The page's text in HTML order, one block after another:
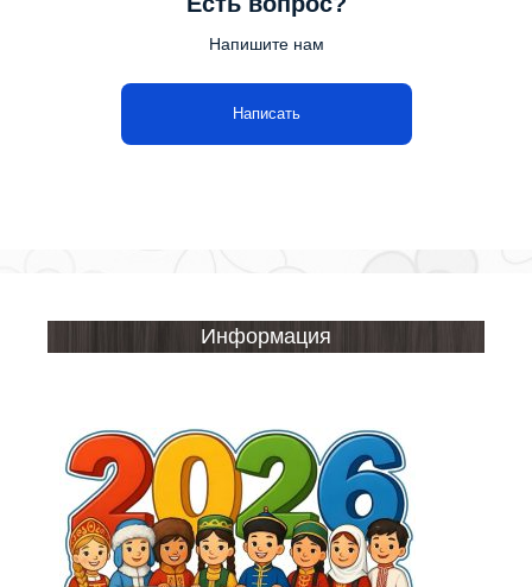
Напишите нам
Написать
Информация